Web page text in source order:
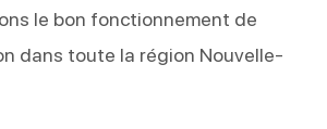
le bon fonctionnement de
dans toute la région Nouvelle-